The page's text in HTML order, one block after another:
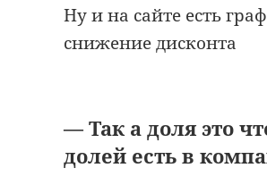
Ну и на сайте есть
снижение дисконта
— Так а доля это
долей есть в